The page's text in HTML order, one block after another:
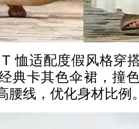
恤适配度假风格穿
典卡其色伞裙，撞
腰线，优化身材比例